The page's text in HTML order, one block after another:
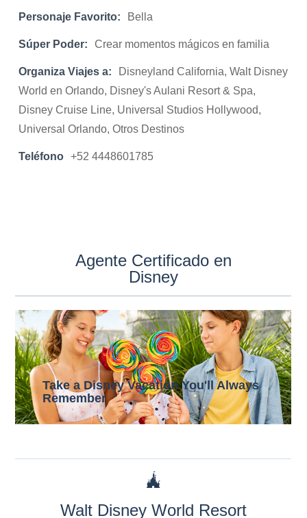
Personaje Favorito: Bella
Súper Poder: Crear momentos mágicos en familia
Organiza Viajes a:
Disneyland California, Walt Disney
World en Orlando, Disney's Aulani Resort & Spa,
Disney Cruise Line, Universal Studios Hollywood,
Universal Orlando, Otros Destinos
Teléfono +52 4448601785